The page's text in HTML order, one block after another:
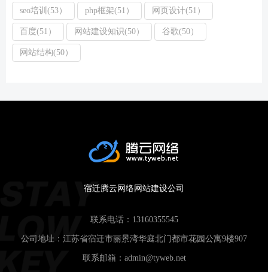
seo培训(53） php框架(51） 网页设计(51）
百度(51） 网站建设知识(50） 谷歌(50）
网站结构(50）
宿迁腾云网络网站建设公司
联系电话： 13160355545
公司地址：江苏省宿迁市丽景湾华庭北门都市花园公寓9楼907
联系邮箱： admin@tyweb.net